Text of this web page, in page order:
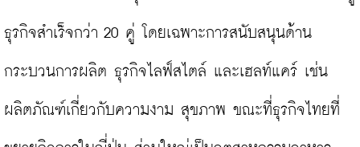
ธุรกิจสำเร็จกว่า 20 คู่ โดยเฉพาะการสนับสนุนด้าน
กระบวนการผลิต ธุรกิจไลฟ์สไตล์ และเฮลท์แคร์ เช่น
ผลิตภัณฑ์เกี่ยวกับความงาม สุขภาพ ขณะที่ธุรกิจไทยที่